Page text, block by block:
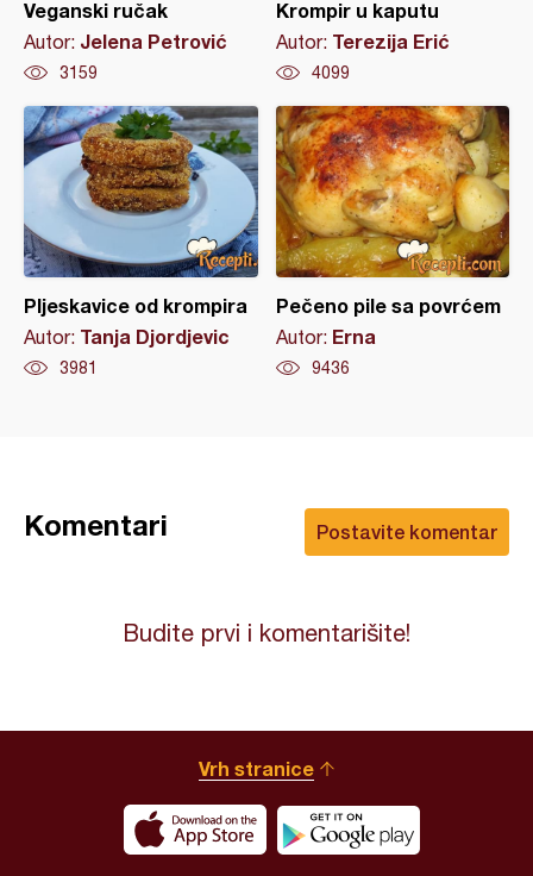
Veganski ručak
Autor: Jelena Petrović
3159
Krompir u kaputu
Autor: Terezija Erić
4099
Pljeskavice od krompira
Autor: Tanja Djordjevic
3981
Pečeno pile sa povrćem
Autor: Erna
9436
Postavite komentar
Komentari
Budite prvi i komentarišite!
Vrh stranice